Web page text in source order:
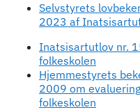
Selvstyrets
2023 af
Inatsisartutlov nr.
folkeskolen
Hjemmestyrets
2009 om
folkeskolen